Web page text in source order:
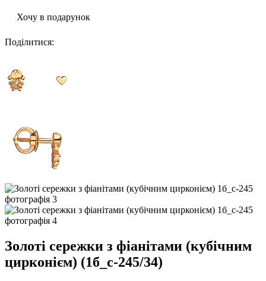
Хочу в подарунок
Поділитися:
Золоті сережки з фіанітами (кубічним
цирконієм) (1б_с-245/34)